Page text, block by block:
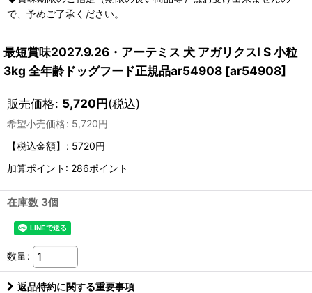
で、予めご了承ください。
最短賞味2027.9.26・アーテミス 犬 アガリクスI S 小粒
3kg 全年齢ドッグフード正規品ar54908 [ar54908]
販売価格: 5,720円(税込)
希望小売価格: 5,720円
【税込金額】
: 5720円
加算ポイント: 286ポイント
在庫数 3個
数量:
返品特約に関する重要事項